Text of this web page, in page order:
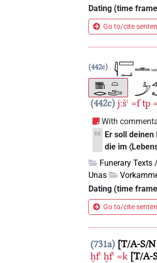
Dating (time
Go to/cite
442c
442c j:šꜥ =f tp
With
DE
Er soll
die im
Funerary Texts
Unas
Dating (time
Go to/cite
731a T/A-S/N
ḫfꜥ ḫfꜥ =k T/A-